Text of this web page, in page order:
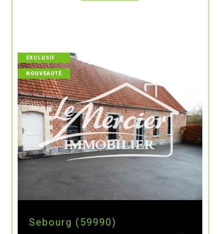
Sebourg (59990)
EXCLUSIF
NOUVEAUTÉ